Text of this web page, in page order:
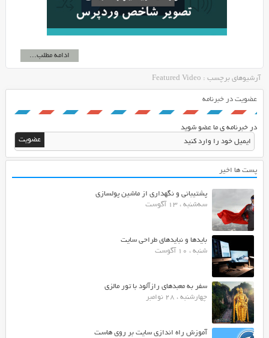
ادامه مطلب...
آرشیوهای برچسب : Featured Video
عضویت در خبرنامه
در خبرنامه ی ما عضو شوید
پست ها اخیر
پشتیبانی و نگهداری از ماشین پولسازی
سه‌شنبه ، 13 آگوست
بایدها و نبایدهای طراحی سایت
شنبه ، 10 آگوست
سفر به معبدهای رازآلود با تور مالزی
چهارشنبه ، 28 نوامبر
آموزش راه اندازی سایت بر روی هاست